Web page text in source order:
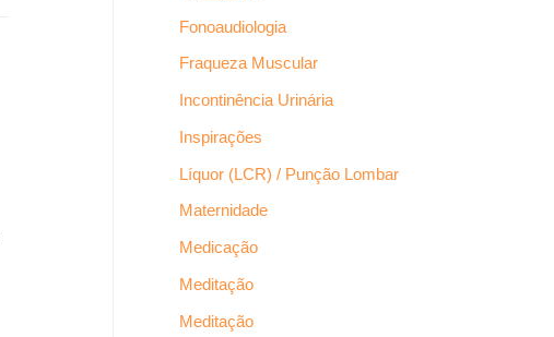
Fonoaudiologia
Fraqueza Muscular
Incontinência Urinária
Inspirações
Líquor (LCR) / Punção Lombar
Maternidade
Medicação
Meditação
Meditação